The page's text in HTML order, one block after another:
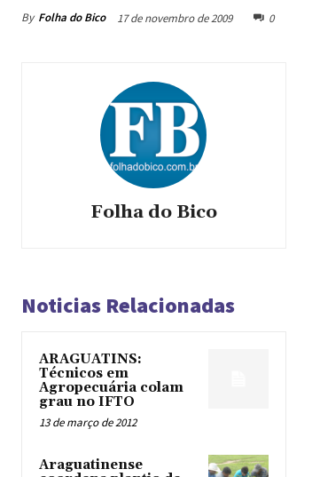
By Folha do Bico 17 de novembro de 2009 0
Folha do Bico
Noticias Relacionadas
ARAGUATINS:
Técnicos em
Agropecuária colam
grau no IFTO
13 de março de 2012
Araguatinense